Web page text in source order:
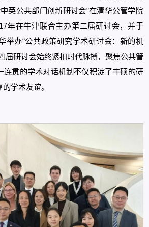
英公共部门创新研讨会”在清华公管学院
年在牛津联合主办第二届研讨会，并于
举办“公共政策研究学术研讨会：新的机
届研讨会始终紧扣时代脉搏，聚焦公共管
连贯的学术对话机制不仅积淀了丰硕的研
学术友谊。